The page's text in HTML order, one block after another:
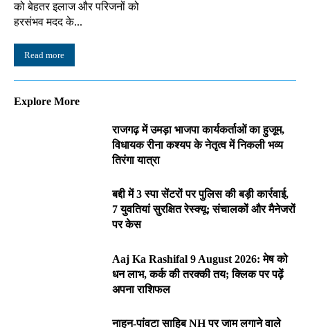
को बेहतर इलाज और परिजनों को
हरसंभव मदद के...
Read more
Explore More
राजगढ़ में उमड़ा भाजपा कार्यकर्ताओं का हुजूम,
विधायक रीना कश्यप के नेतृत्व में निकली भव्य
तिरंगा यात्रा
बद्दी में 3 स्पा सेंटरों पर पुलिस की बड़ी कार्रवाई,
7 युवतियां सुरक्षित रेस्क्यू; संचालकों और मैनेजरों
पर केस
Aaj Ka Rashifal 9 August 2026: मेष को
धन लाभ, कर्क की तरक्की तय; क्लिक पर पढ़ें
अपना राशिफल
नाहन-पांवटा साहिब NH पर जाम लगाने वाले